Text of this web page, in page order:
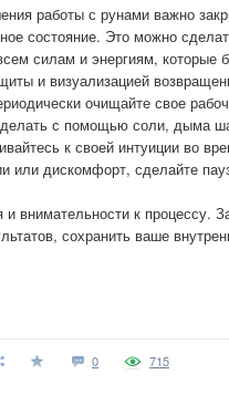
работы с рунами важно
состояние. Это можно
силам и энергиям, которые
и визуализацией
очищайте свое
с помощью соли, дыма
к своей интуиции во
или дискомфорт, сделайте
и внимательности к процессу.
сохранить ваше
0 715